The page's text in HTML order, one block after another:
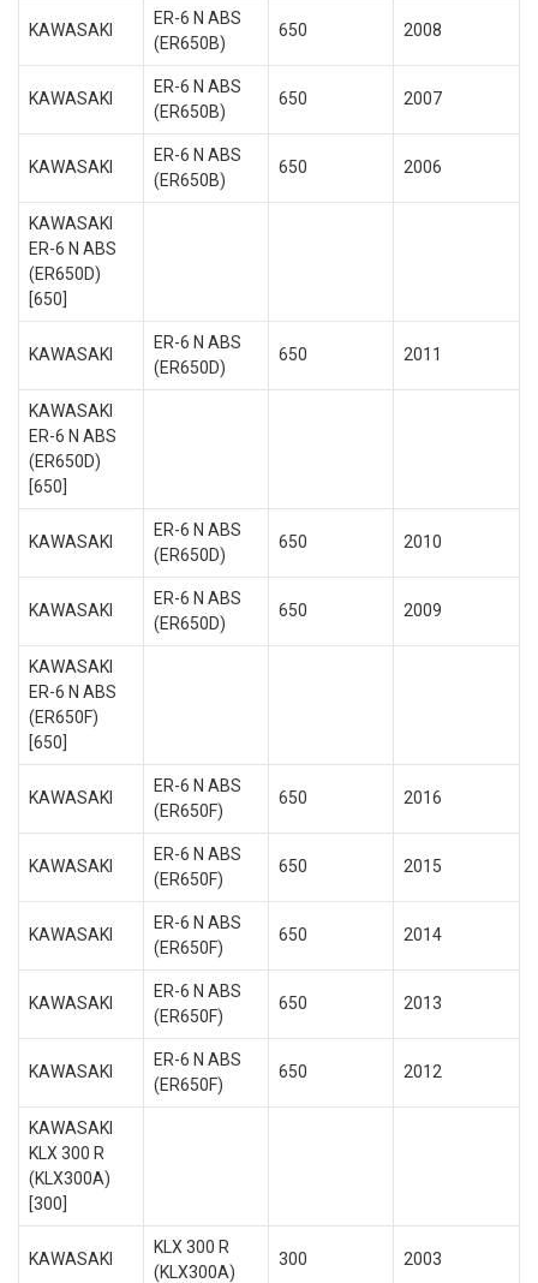
KAWASAKI
ER-6 N ABS
(ER650B)
650 2008
KAWASAKI
ER-6 N ABS
(ER650B)
650 2007
KAWASAKI
ER-6 N ABS
(ER650B)
650 2006
KAWASAKI
ER-6 N ABS
(ER650D)
[650]
KAWASAKI
ER-6 N ABS
(ER650D)
650 2011
KAWASAKI
ER-6 N ABS
(ER650D)
[650]
KAWASAKI
ER-6 N ABS
(ER650D)
650 2010
KAWASAKI
ER-6 N ABS
(ER650D)
650 2009
KAWASAKI
ER-6 N ABS
(ER650F)
[650]
KAWASAKI
ER-6 N ABS
(ER650F)
650 2016
KAWASAKI
ER-6 N ABS
(ER650F)
650 2015
KAWASAKI
ER-6 N ABS
(ER650F)
650 2014
KAWASAKI
ER-6 N ABS
(ER650F)
650 2013
KAWASAKI
ER-6 N ABS
(ER650F)
650 2012
KAWASAKI
KLX 300 R
(KLX300A)
[300]
KAWASAKI
KLX 300 R
(KLX300A)
300 2003